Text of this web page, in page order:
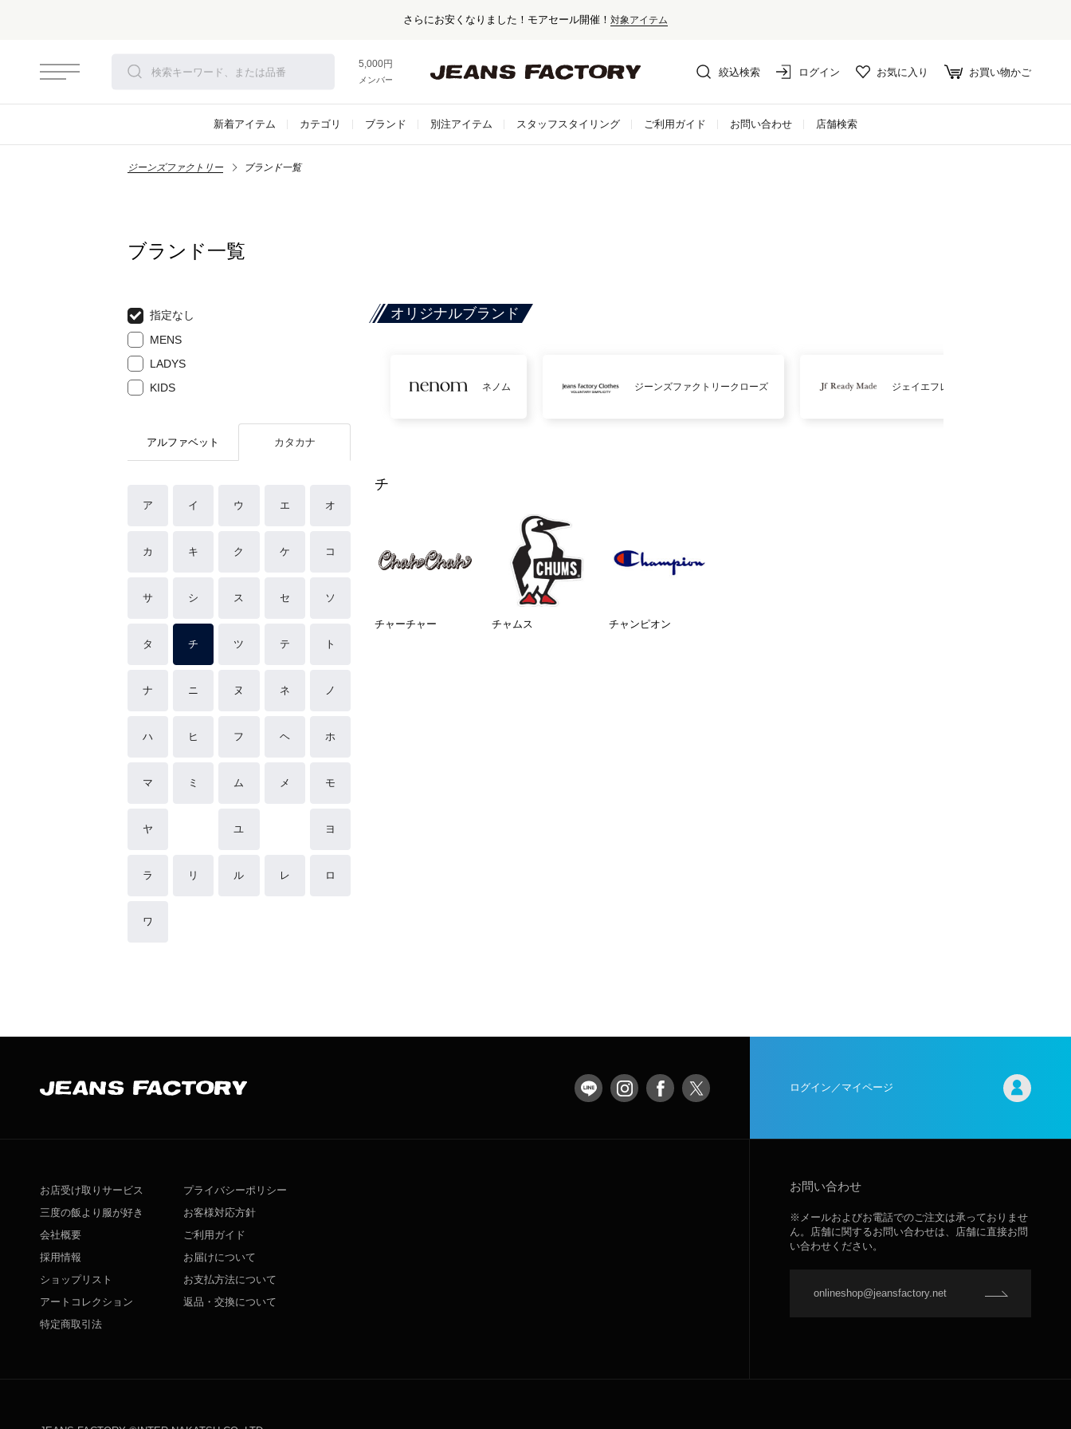
さらにお安くなりました！モアセール開催！ 対象アイテム
5,000円以上お買い上げで送料無料！
メンバー登録でお得な情報をゲット。さらに詳しく
絞込検索 ログイン お気に入り お買い物かご
新着アイテム カテゴリ ブランド 別注アイテム スタッフスタイリング ご利用ガイド お問い合わせ 店舗検索
ジーンズファクトリー ブランド一覧
ブランド一覧
指定なし
MENS
LADYS
KIDS
アルファベット カタカナ
ア イ ウ エ オ
カ キ ク ケ コ
サ シ ス セ ソ
タ チ ツ テ ト
ナ ニ ヌ ネ ノ
ハ ヒ フ ヘ ホ
マ ミ ム メ モ
ヤ ユ ヨ
ラ リ ル レ ロ
ワ
オリジナルブランド
ネノム ジーンズファクトリークローズ ジェイエフレディメイド
チ
チャーチャー チャムス チャンピオン
ログイン／マイページ
お店受け取りサービス
三度の飯より服が好き
会社概要
採用情報
ショップリスト
アートコレクション
特定商取引法
プライバシーポリシー
お客様対応方針
ご利用ガイド
お届けについて
お支払方法について
返品・交換について
お問い合わせ
※メールおよびお電話でのご注文は承っておりませ
ん。店舗に関するお問い合わせは、店舗に直接お問
い合わせください。
onlineshop@jeansfactory.net